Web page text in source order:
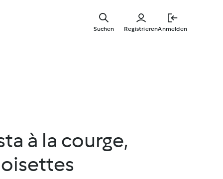
RegistrierenAnmelden
Suchen
à la courge,